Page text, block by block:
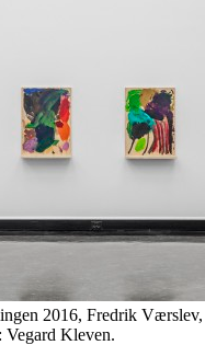
2016, Fredrik
Vegard Kleven.